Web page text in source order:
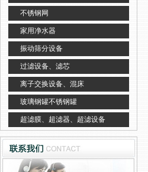
不锈钢网
家用净水器
振动筛分设备
过滤设备、滤芯
离子交换设备、混床
玻璃钢罐不锈钢罐
超滤膜、超滤器、超滤设备